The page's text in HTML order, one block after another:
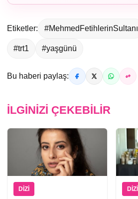
Etiketler: #MehmedFetihlerinSultanı
#trt1 #yaşgünü
Bu haberi paylaş:
İLGINIZI ÇEKEBILIR
DIZI DIZI